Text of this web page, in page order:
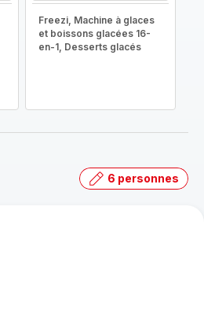
Freezi, Machine à glaces
et boissons glacées 16-
en-1, Desserts glacés
6 personnes